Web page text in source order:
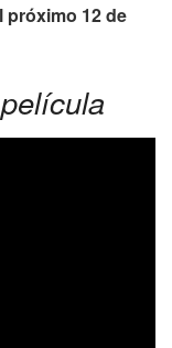
próximo 12 de